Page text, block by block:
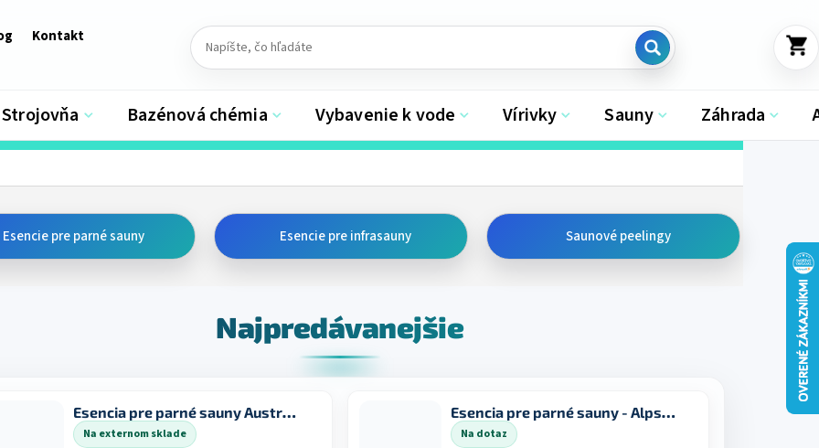
Kontakt
KOŠÍK
Strojovňa Bazénová chémia Vybavenie k vode Vírivky Sauny Záhrada
Esencie pre parné sauny Esencie pre infrasauny Saunové peelingy
Najpredávanejšie
Esencia pre parné sauny Austrál.eukalyptus 5 l
Na externom sklade
Esencia pre parné sauny - Alpské byliny 250 ml
Na dotaz